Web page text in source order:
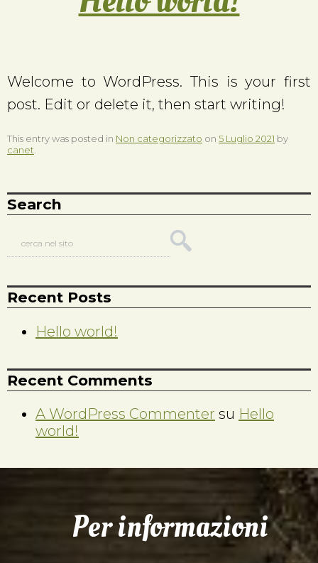
Welcome to WordPress. This is your first
post. Edit or delete it, then start writing!
This entry was posted in Non categorizzato on 5 Luglio 2021 by
canet
Search
cerca nel sito
Recent Posts
Hello world!
Recent Comments
A WordPress Commenter su Hello
world!
Per informazioni